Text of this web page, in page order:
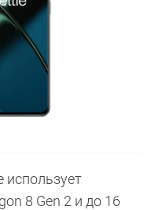
использует
8 Gen 2 и до 16